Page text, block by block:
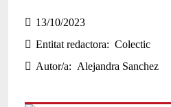
a
c
e
13/10/2023
Entitat redactora
Colectic
Autor/a
Alejandra Sanchez